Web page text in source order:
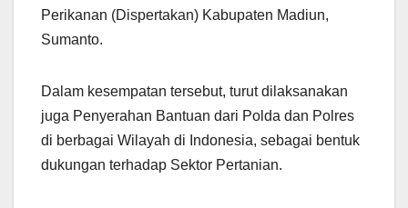
Perikanan (Dispertakan) Kabupaten Madiun,
Sumanto.
Dalam kesempatan tersebut, turut dilaksanakan
juga Penyerahan Bantuan dari Polda dan Polres
di berbagai Wilayah di Indonesia, sebagai bentuk
dukungan terhadap Sektor Pertanian.